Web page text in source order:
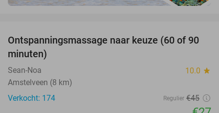
40%
Ontspanningsmassage naar keuze (60 of 90
minuten)
Sean-Noa 10.0 star
Amstelveen (8 km)
Verkocht: 174
Regulier €45